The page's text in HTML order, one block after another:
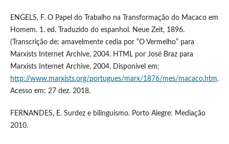
ENGELS, F. O Papel do Trabalho na Transformação do Macaco em
Homem. 1. ed. Traduzido do espanhol. Neue Zeit, 1896.
(Transcrição de: amavelmente cedia por “O Vermelho” para
Marxists Internet Archive, 2004. HTML por José Braz para
Marxists Internet Archive, 2004. Disponível em:
http://www.marxists.org/portugues/marx/1876/mes/macaco.htm.
Acesso em: 27 dez. 2018.
FERNANDES, E. Surdez e bilinguismo. Porto Alegre: Mediação
2010.